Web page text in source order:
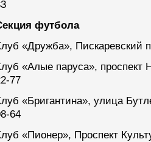
футбола
«Дружба», Пискаревский
«Алые паруса», проспект
77
«Бригантина», улица
64
«Пионер», Проспект